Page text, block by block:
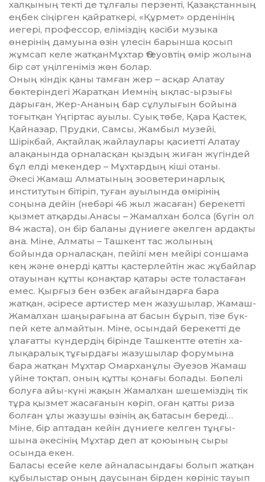
халқының текті де тұл­ға­лы ­пер­зенті, Қазақстанның
еңбек сіңірген қайраткері, «Құрмет» орденінің
иегері, профессор, еліміздің кәсіби музыка
өнерінің дамуына өзін үлесін барынша қосып
жұмсап келе жатқанМұхтар Өтеуов­тің өмір жолына
бір сәт үңіл­геніміз жөн болар.
Оның кіндік қаны тамған жер – ас­қар Алатау
бөктеріндегі Жаратқан Ием­нің ықлас-ырзығы
дарыған, Жер-Ана­ның бар сұлулығын бойына
тоғытқан Үңгір­тас ауылы. Суық төбе, Қара Қастек,
Қай­назар, Прудки, Самсы, Жамбыл музейі,
Шірікбай, Ақтайлақ жайлау­лары қасиетті Алатау
алақанында орна­лас­қан қыздың жиған жүгіндей
бұл елді мекендер – Мұхтар­дың кіші отаны.
Әкесі Жамаш Ал­матының зоове­тери­­нарлық
институтын біті­ріп, туған ауылында өмірінің
соңына дейін (небәрі 46 жыл жа­саған) берекетті
қыз­мет атқарды.Анасы – Жамалхан болса (бүгін ол
84 жаста), он бір баланы дүниеге әкелген ардақты
ана. Міне, Алматы – Ташкент тас жолының
бойында орналасқан, пейілі мен мейірі соншама
кең жә­не өнерді қатты қас­терлейтін жас жұ­байлар
отауынан құтты қо­нақ­тар қа­та­ры әсте то­лас­­таған
емес. Қыр­ғыз бен өз­бек ағайын­дарға бара
жатқан, әсіресе артистер мен жазу­шы­лар, Жамаш-
Жамалхан шаң­­ы­­ра­­ғына ат басын бұ­рып, тізе бүк­
пей кете алмайтын. Міне, осындай бере­кет­ті де
ұлағат­ты күн­дердің бірінде Ташкентте өтетін ха­
лықаралық тұ­ғыр­дағы жазушылар форумына
бара жатқан Мұхтар Омар­ханұлы Әуезов Жамаш
үйіне тоқ­тап, оның құтты қо­нағы болады. Бө­пелі
болуға айы-күні жақын Жамалхан шешеміздің тік
тұра қызмет жа­са­ғанын көріп, оған қатты риза
бол­ған ұлы жазушы өзінің ақ батасын береді…
Міне, бір аптадан кейін дүниеге келген тұңғы­
шына әкесінің Мұхтар деп ат қоюының сыры
осында екен.
Баласы есейе келе айналасындағы болып жатқан
құбылыстар оның даусынан бірден көрініс тауып